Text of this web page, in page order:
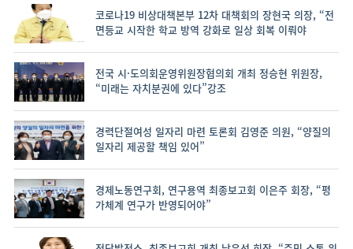
코로나19 비상대책본부 12차 대책회의 장현국 의장, “전
면등교 시작한 학교 방역 강화로 일상 회복 이뤄야
전국 시·도의회운영위원장협의회 개최 정승현 위원장,
“미래는 자치분권에 있다”강조
경력단절여성 일자리 마련 토론회 김영준 의원, “양질의
일자리 제공할 책임 있어”
경제노동연구회, 연구용역 최종보고회 이은주 회장, “평
가체계 연구가 반영되어야”